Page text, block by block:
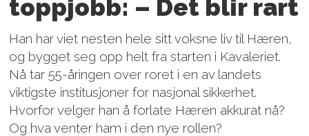
toppjobb: – Det blir rart
Han har viet nesten hele sitt voksne liv til Hæren,
og bygget seg opp helt fra starten i Kavaleriet.
Nå tar 55-åringen over roret i en av landets
viktigste institusjoner for nasjonal sikkerhet.
Hvorfor velger han å forlate Hæren akkurat nå?
Og hva venter ham i den nye rollen?